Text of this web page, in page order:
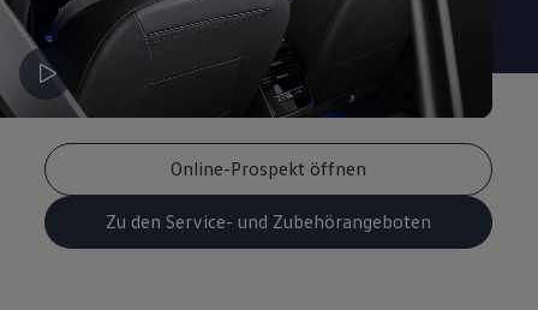
Online-Prospekt öffnen
Zu den Service- und Zubehörangeboten